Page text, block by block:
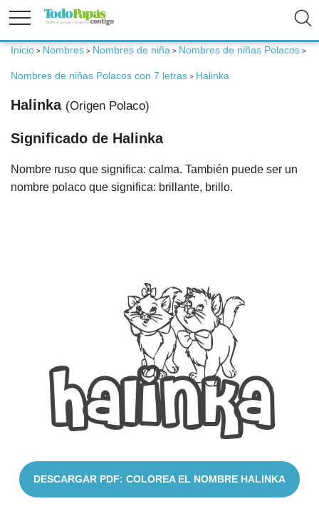
Embarazo
Cuentos
Inicio > Nombres > Nombres de niña > Nombres de niñas Polacos >
Nombres de niñas Polacos con 7 letras > Halinka
Halinka (Origen Polaco)
Significado de Halinka
Nombre ruso que significa: calma. También puede ser un
nombre polaco que significa: brillante, brillo.
DESCARGAR PDF: COLOREA EL NOMBRE HALINKA